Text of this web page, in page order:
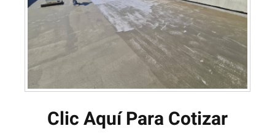
Clic Aquí Para Cotizar​